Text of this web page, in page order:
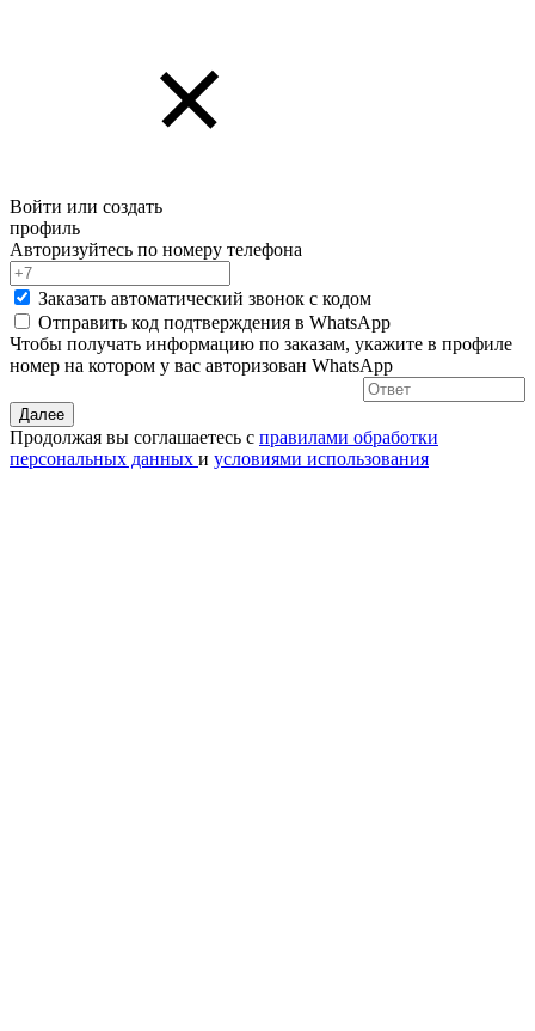
Войти или создать
профиль
Авторизуйтесь по номеру телефона
Заказать автоматический звонок с кодом
Отправить код подтверждения в WhatsApp
Чтобы получать информацию по заказам, укажите в профиле
номер на котором у вас авторизован WhatsApp
Далее
Продолжая вы соглашаетесь с правилами обработки
персональных данных и условиями использования